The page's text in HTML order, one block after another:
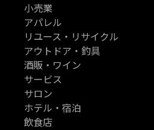
小売業
アパレル
リユース・リサイクル
アウトドア・釣具
酒販・ワイン
サービス
サロン
ホテル・宿泊
飲食店